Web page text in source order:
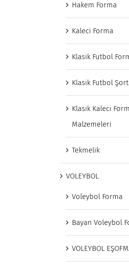
Hakem Forma
Kaleci Forma
Klasik Futbol
Klasik Futbol Şort
Klasik Kaleci
Malzemeleri
Tekmelik
VOLEYBOL
Voleybol Forma
Bayan Voleybol
VOLEYBOL